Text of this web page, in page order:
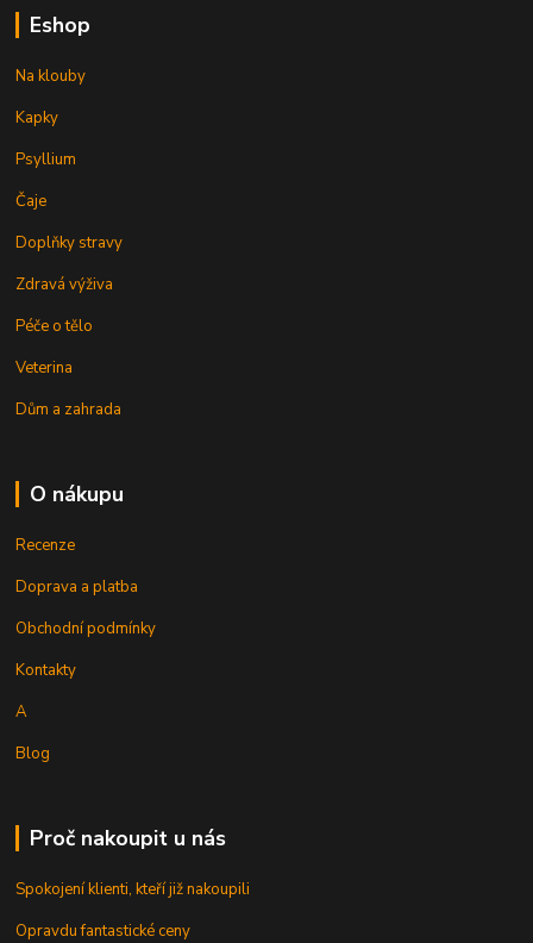
Eshop
Na klouby
Kapky
Psyllium
Čaje
Doplňky stravy
Zdravá výživa
Péče o tělo
Veterina
Dům a zahrada
O nákupu
Recenze
Doprava a platba
Obchodní podmínky
Kontakty
A
Blog
Proč nakoupit u nás
Spokojení klienti, kteří již nakoupili
Opravdu fantastické ceny